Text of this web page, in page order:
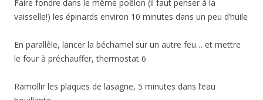
Faire fondre dans le même poêlon (il faut penser à la
vaisselle!) les épinards environ 10 minutes dans un peu d’huile
En parallèle, lancer la béchamel sur un autre feu… et mettre
le four à préchauffer, thermostat 6
Ramollir les plaques de lasagne, 5 minutes dans l’eau